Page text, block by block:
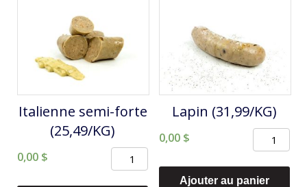
Italienne semi-forte
(25,49/KG)
0,00 $
quantité
de
Lapin (31,99/KG)
0,00 $
quantité
de
Lapin
Ajouter au panier